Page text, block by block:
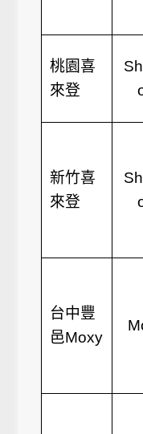
桃園喜
來登
新竹喜
來登
台中豐
邑Moxy